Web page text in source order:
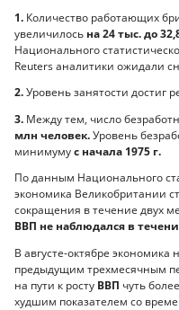
1. Количество работающих
увеличилось на 24 тыс. до
Национального
Reuters аналитики ожидали
2.Уровень занятости достиг
3. Между тем, число
млн человек.Уровень
минимумус начала 1975 г.
По данным Национального
экономика Великобритании
сокращения в течение двух
ВВП не наблюдался в
В августе-октябре
предыдущим трехмесячным
на пути к росту ВВП чуть
худшим показателем со